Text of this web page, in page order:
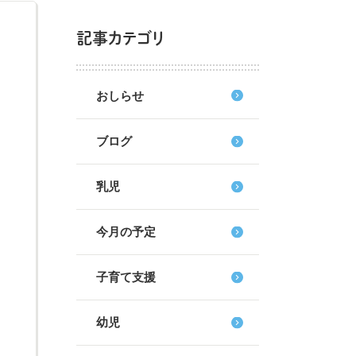
記事カテゴリ
おしらせ
ブログ
乳児
今月の予定
子育て支援
幼児